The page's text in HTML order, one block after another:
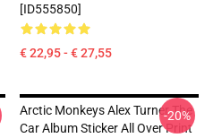
[ID555850]
€ 22,95 - € 27,55
Arctic Monkeys Alex Turner The
Car Album Sticker All Over Print
-20%